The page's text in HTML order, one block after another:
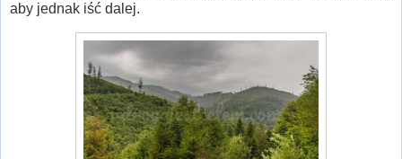
aby jednak iść dalej.